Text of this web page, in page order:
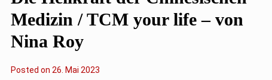
Medizin / TCM your life – von
Nina Roy
Posted on 2
26. Mai 2023